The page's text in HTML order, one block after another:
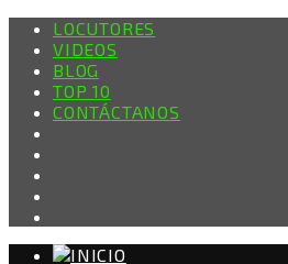
LOCUTORES
VIDEOS
BLOG
TOP 10
CONTÁCTANOS